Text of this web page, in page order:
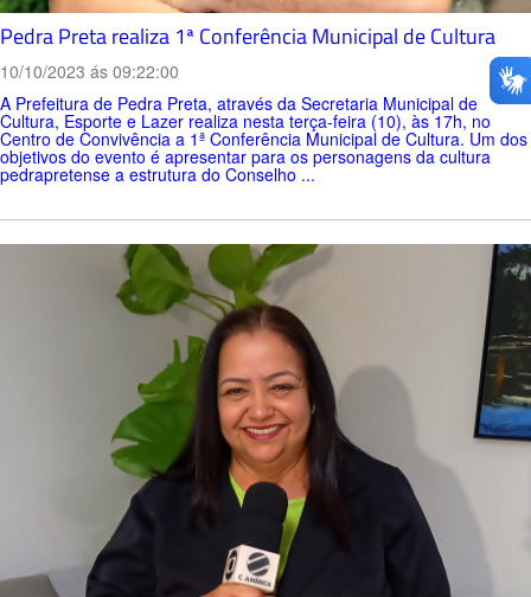
Pedra Preta realiza 1ª Conferência Municipal de Cultura
10/10/2023 ás 09:22:00
A Prefeitura de Pedra Preta, através da Secretaria Municipal de
Cultura, Esporte e Lazer realiza nesta terça-feira (10), às 17h, no
Centro de Convivência a 1ª Conferência Municipal de Cultura. Um dos
objetivos do evento é apresentar para os personagens da cultura
pedrapretense a estrutura do Conselho ...